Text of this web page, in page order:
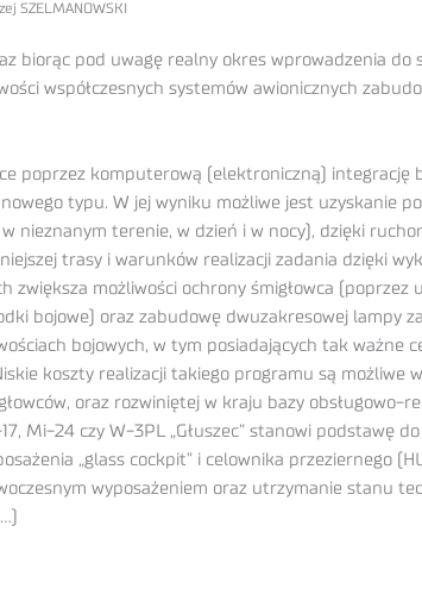
SZELMANOWSKI
biorąc pod uwagę realny okres wprowadzenia do
współczesnych systemów awionicznych
poprzez komputerową (elektroniczną)
typu. W jej wyniku możliwe jest uzyskanie
nieznanym terenie, w dzień i w nocy), dzięki
trasy i warunków realizacji zadania dzięki
zwiększa możliwości ochrony śmigłowca
bojowe) oraz zabudowę dwuzakresowej lampy
bojowych, w tym posiadających tak ważne
koszty realizacji takiego programu są
oraz rozwiniętej w kraju bazy
Mi-24 czy W-3PL „Głuszec” stanowi podstawę
„glass cockpit” i celownika przeziernego
wyposażeniem oraz utrzymanie stanu